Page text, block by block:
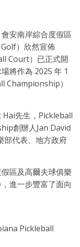
安南岸綜合度假區
）欣然宣佈
Court）已正式開
將作為 2025 年 1
Championship）
Hai先生，Pickleball
創辦人Jan David
部代表、地方政府
區及高爾夫球俱樂
進一步豐富了面向
Pickleball